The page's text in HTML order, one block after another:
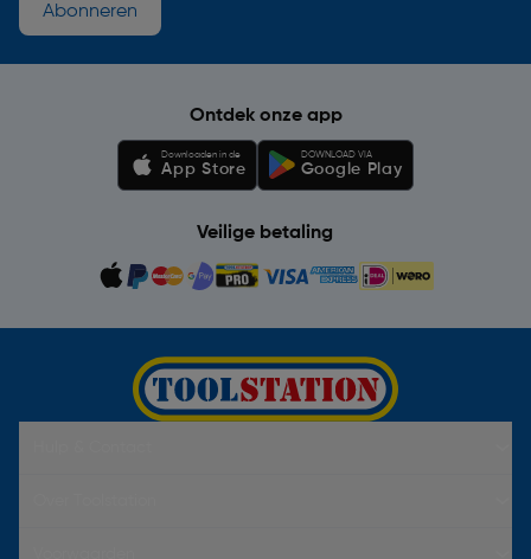
Abonneren
Ontdek onze app
Downloaden in de
App Store
DOWNLOAD VIA
Google Play
Veilige betaling